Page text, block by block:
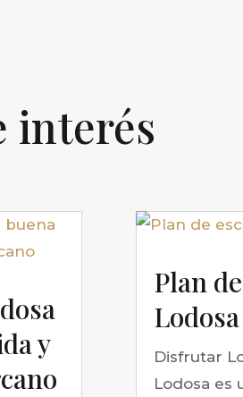
interés
y
Plan
Lodosa
Disfrutar
Lodosa es